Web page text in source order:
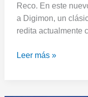
Reco. En este
a Digimon, un
redita actualmente
Leer más »